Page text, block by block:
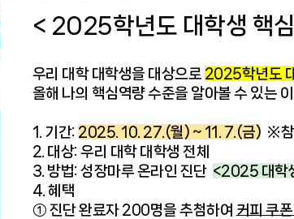
< 2025학년도 대학생 핵
우리 대학 대학생을 대상으로 2025학년도
올해 나의 핵심역량 수준을 알아볼 수 있는
1. 기간: 2025. 10. 27.(월) ~ 11. 7.(금) ※참
2. 대상: 우리 대학 대학생 전체
3. 방법: 성장마루 온라인 진단 <2025 대학
4. 혜택
① 진단 완료자 200명을 추첨하여 커피 쿠